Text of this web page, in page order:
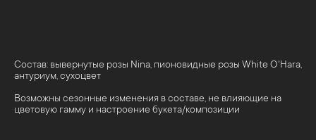
Состав: вывернутые розы Nina, пионовидные розы White O'Hara,
антуриум, сухоцвет
Возможны сезонные изменения в составе, не влияющие на
цветовую гамму и настроение букета/композиции